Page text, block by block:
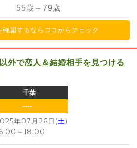
55歳～79歳
確認するならココからチェック
外で恋人＆結婚相手を見つける
千葉
----
年07月26日(土)
～ 18:00